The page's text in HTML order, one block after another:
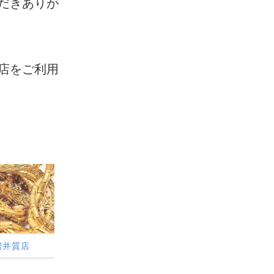
きありが
をご利用
井質店